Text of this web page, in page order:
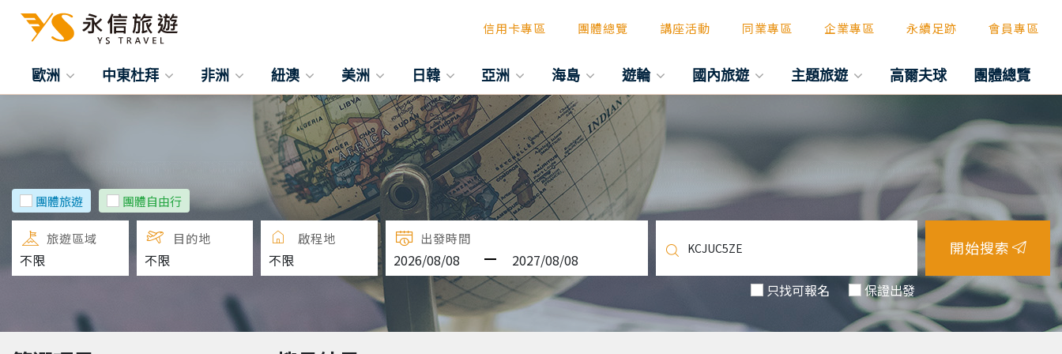
信用卡專區 團體總覽 講座活動 同業專區 企業專區 永續足跡 會員專區
歐洲 中東杜拜 非洲 紐澳 美洲 日韓 亞洲 海島 遊輪 國內旅遊 主題旅遊 高爾夫球 團體總覽
團體旅遊 團體自由行
旅遊區域 目的地 啟程地 出發時間
只找可報名 保證出發
開始搜索